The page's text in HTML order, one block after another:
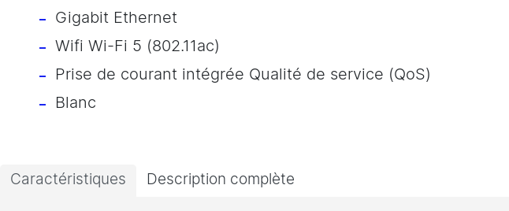
Gigabit Ethernet
Wifi Wi-Fi 5 (802.11ac)
Prise de courant intégrée Qualité de service (QoS)
Blanc
Caractéristiques Description complète